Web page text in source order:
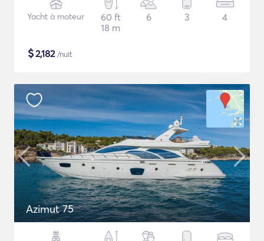
Yacht à moteur
60 ft
18 m
6 3 4
$2,182/nuit
Azimut 75